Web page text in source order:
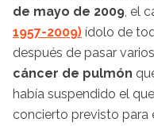
de mayo de 2009 , el
1957-2009) ídolo de
después de pasar
cáncer de pulmón
había suspendido el
concierto previsto para